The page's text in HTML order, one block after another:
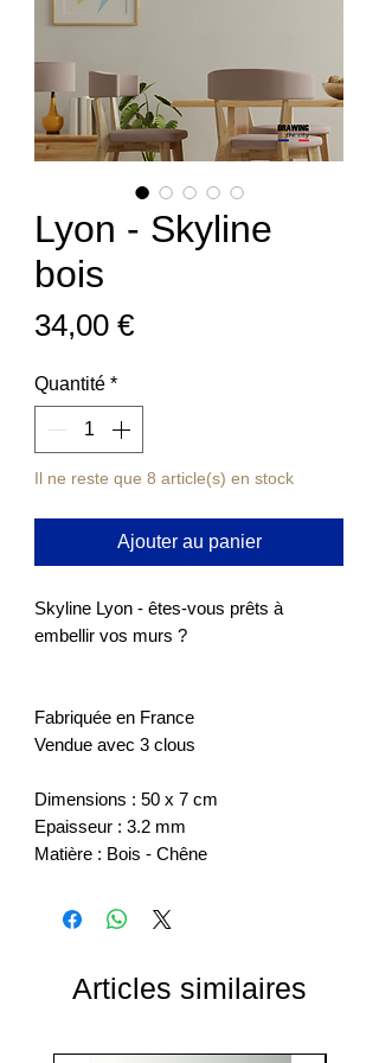
Lyon - Skyline
bois
34,00 €Prix
Quantité *
Il ne reste que 8 article(s) en stock
Ajouter au panier
Skyline Lyon - êtes-vous prêts à
embellir vos murs ?
Fabriquée en France
Vendue avec 3 clous
Dimensions : 50 x 7 cm
Epaisseur : 3.2 mm
Matière : Bois - Chêne
Articles similaires